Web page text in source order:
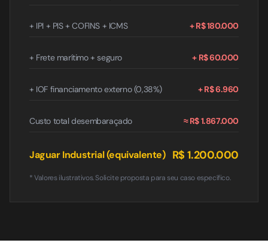
+ IPI + PIS + COFINS + ICMS + R$ 180.000
+ Frete marítimo + seguro + R$ 60.000
+ IOF financiamento externo (0,38%) + R$ 6.960
Custo total desembaraçado ≈ R$ 1.867.000
Jaguar Industrial (equivalente) R$ 1.200.000
* Valores ilustrativos. Solicite proposta para seu caso específico.